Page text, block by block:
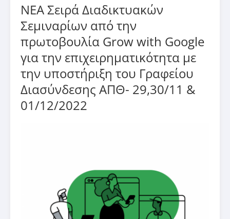
ΝΕΑ Σειρά Διαδικτυακών
Σεμιναρίων από την
πρωτοβουλία Grow with Google
για την επιχειρηματικότητα με
την υποστήριξη του Γραφείου
Διασύνδεσης ΑΠΘ- 29,30/11 &
01/12/2022